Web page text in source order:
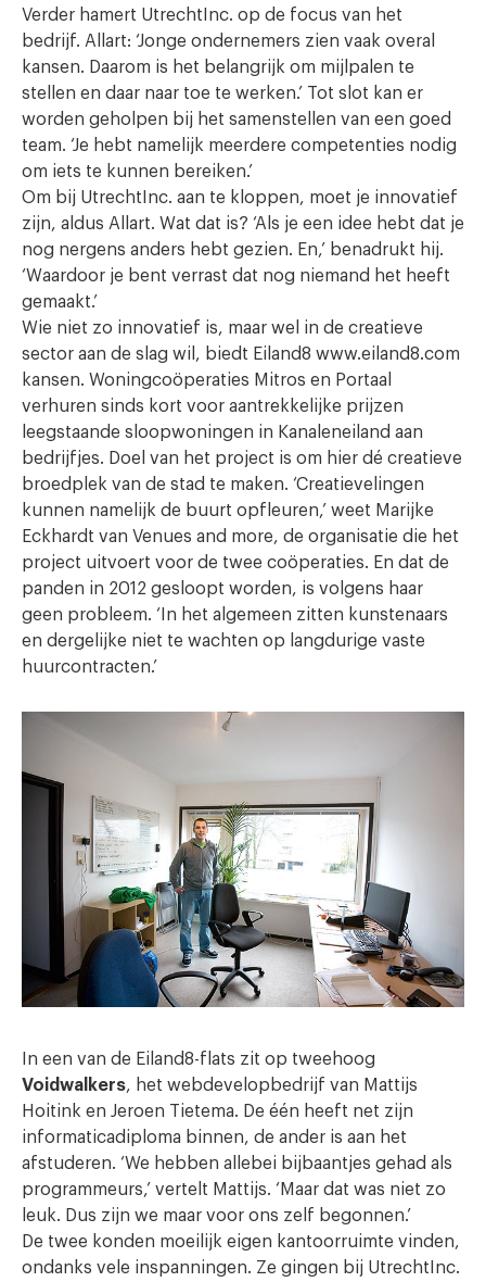
Verder hamert UtrechtInc. op de focus van het
bedrijf. Allart: ‘Jonge ondernemers zien vaak overal
kansen. Daarom is het belangrijk om mijlpalen te
stellen en daar naar toe te werken.’ Tot slot kan er
worden geholpen bij het samenstellen van een goed
team. ‘Je hebt namelijk meerdere competenties nodig
om iets te kunnen bereiken.’
Om bij UtrechtInc. aan te kloppen, moet je innovatief
zijn, aldus Allart. Wat dat is? ‘Als je een idee hebt dat je
nog nergens anders hebt gezien. En,’ benadrukt hij.
‘Waardoor je bent verrast dat nog niemand het heeft
gemaakt.’
Wie niet zo innovatief is, maar wel in de creatieve
sector aan de slag wil, biedt Eiland8 www.eiland8.com
kansen. Woningcoöperaties Mitros en Portaal
verhuren sinds kort voor aantrekkelijke prijzen
leegstaande sloopwoningen in Kanaleneiland aan
bedrijfjes. Doel van het project is om hier dé creatieve
broedplek van de stad te maken. ‘Creatievelingen
kunnen namelijk de buurt opfleuren,’ weet Marijke
Eckhardt van Venues and more, de organisatie die het
project uitvoert voor de twee coöperaties. En dat de
panden in 2012 gesloopt worden, is volgens haar
geen probleem. ‘In het algemeen zitten kunstenaars
en dergelijke niet te wachten op langdurige vaste
huurcontracten.’
In een van de Eiland8-flats zit op tweehoog
Voidwalkers, het webdevelopbedrijf van Mattijs
Hoitink en Jeroen Tietema. De één heeft net zijn
informaticadiploma binnen, de ander is aan het
afstuderen. ‘We hebben allebei bijbaantjes gehad als
programmeurs,’ vertelt Mattijs. ‘Maar dat was niet zo
leuk. Dus zijn we maar voor ons zelf begonnen.’
De twee konden moeilijk eigen kantoorruimte vinden,
ondanks vele inspanningen. Ze gingen bij UtrechtInc.